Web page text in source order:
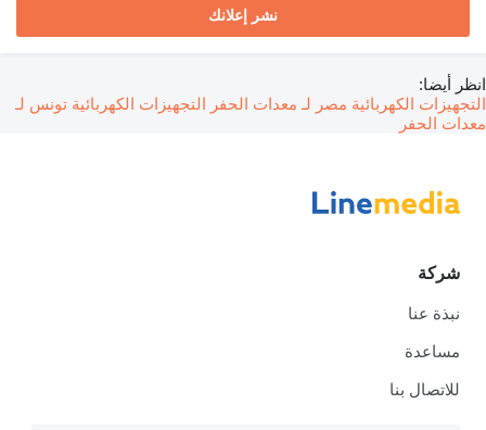
نشر إعلانك
انظر أيضا:
التجهيزات الكهربائية مصر لـ معدات الحفر التجهيزات الكهربائية تونس لـ
معدات الحفر
شركة
نبذة عنا
مساعدة
للاتصال بنا